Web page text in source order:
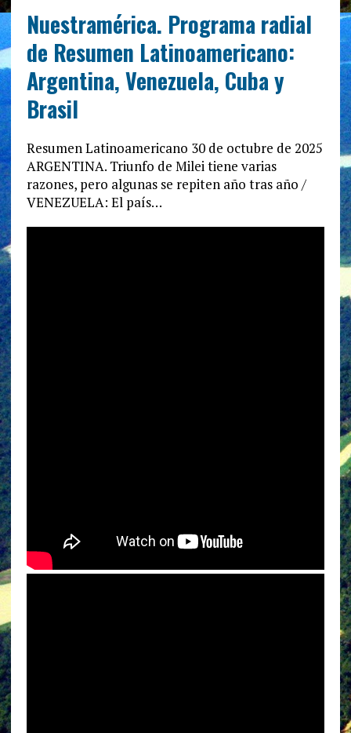
Nuestramérica. Programa radial
de Resumen Latinoamericano:
Argentina, Venezuela, Cuba y
Brasil
Resumen Latinoamericano 30 de octubre de 2025
ARGENTINA. Triunfo de Milei tiene varias
razones, pero algunas se repiten año tras año /
VENEZUELA: El país…